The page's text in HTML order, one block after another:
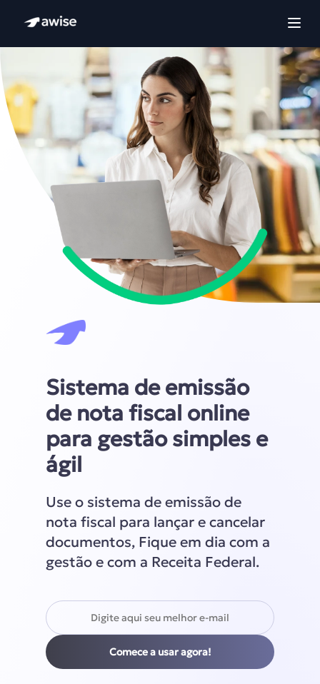
Sistema de emissão
de nota fiscal online
para gestão simples e
ágil
Use o sistema de emissão de
nota fiscal para lançar e cancelar
documentos, Fique em dia com a
gestão e com a Receita Federal.
Comece a usar agora!